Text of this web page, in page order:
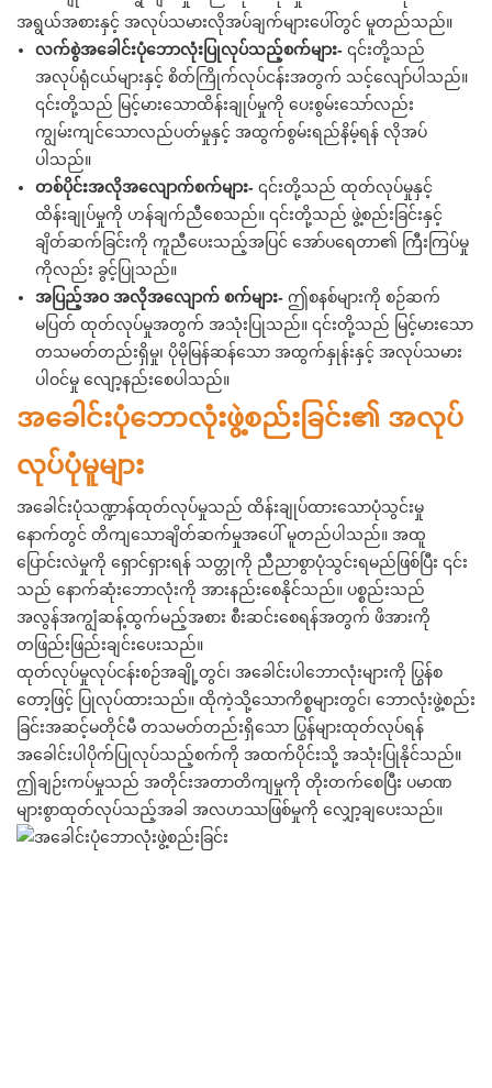
အရွယ်အစားနှင့် အလုပ်သမားလိုအပ်ချက်များပေါ်တွင် မူတည်သည်။
လက်စွဲအခေါင်းပုံဘောလုံးပြုလုပ်သည့်စက်များ- ၎င်းတို့သည်
အလုပ်ရုံငယ်များနှင့် စိတ်ကြိုက်လုပ်ငန်းအတွက် သင့်လျော်ပါသည်။
၎င်းတို့သည် မြင့်မားသောထိန်းချုပ်မှုကို ပေးစွမ်းသော်လည်း
ကျွမ်းကျင်သောလည်ပတ်မှုနှင့် အထွက်စွမ်းရည်နိမ့်ရန် လိုအပ်
ပါသည်။
တစ်ပိုင်းအလိုအလျောက်စက်များ- ၎င်းတို့သည် ထုတ်လုပ်မှုနှင့်
ထိန်းချုပ်မှုကို ဟန်ချက်ညီစေသည်။ ၎င်းတို့သည် ဖွဲ့စည်းခြင်းနှင့်
ချိတ်ဆက်ခြင်းကို ကူညီပေးသည့်အပြင် အော်ပရေတာ၏ ကြီးကြပ်မှု
ကိုလည်း ခွင့်ပြုသည်။
အပြည့်အဝ အလိုအလျောက် စက်များ- ဤစနစ်များကို စဉ်ဆက်
မပြတ် ထုတ်လုပ်မှုအတွက် အသုံးပြုသည်။ ၎င်းတို့သည် မြင့်မားသော
တသမတ်တည်းရှိမှု၊ ပိုမိုမြန်ဆန်သော အထွက်နှုန်းနှင့် အလုပ်သမား
ပါဝင်မှု လျော့နည်းစေပါသည်။
အခေါင်းပုံဘောလုံးဖွဲ့စည်းခြင်း၏ အလုပ်
လုပ်ပုံမူများ
အခေါင်းပုံသဏ္ဍာန်ထုတ်လုပ်မှုသည် ထိန်းချုပ်ထားသောပုံသွင်းမှု
နောက်တွင် တိကျသောချိတ်ဆက်မှုအပေါ် မူတည်ပါသည်။ အထူ
ပြောင်းလဲမှုကို ရှောင်ရှားရန် သတ္တုကို ညီညာစွာပုံသွင်းရမည်ဖြစ်ပြီး ၎င်း
သည် နောက်ဆုံးဘောလုံးကို အားနည်းစေနိုင်သည်။ ပစ္စည်းသည်
အလွန်အကျွံဆန့်ထွက်မည့်အစား စီးဆင်းစေရန်အတွက် ဖိအားကို
တဖြည်းဖြည်းချင်းပေးသည်။
ထုတ်လုပ်မှုလုပ်ငန်းစဉ်အချို့တွင်၊ အခေါင်းပါဘောလုံးများကို ပြွန်စ
တော့ဖြင့် ပြုလုပ်ထားသည်။ ထိုကဲ့သို့သောကိစ္စများတွင်၊ ဘောလုံးဖွဲ့စည်း
ခြင်းအဆင့်မတိုင်မီ တသမတ်တည်းရှိသော ပြွန်များထုတ်လုပ်ရန်
အခေါင်းပါပိုက်ပြုလုပ်သည့်စက်ကို အထက်ပိုင်းသို့ အသုံးပြုနိုင်သည်။
ဤချဉ်းကပ်မှုသည် အတိုင်းအတာတိကျမှုကို တိုးတက်စေပြီး ပမာဏ
များစွာထုတ်လုပ်သည့်အခါ အလဟဿဖြစ်မှုကို လျှော့ချပေးသည်။